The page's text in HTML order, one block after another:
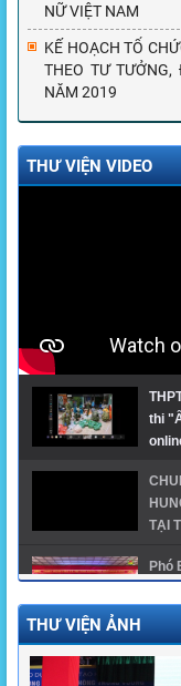
NỮ VIỆT NAM
KẾ HOẠCH TỔ
THEO TƯ
NĂM 2019
THƯ VIỆN VIDEO
thi
TẠI
Phó
THƯ VIỆN ẢNH